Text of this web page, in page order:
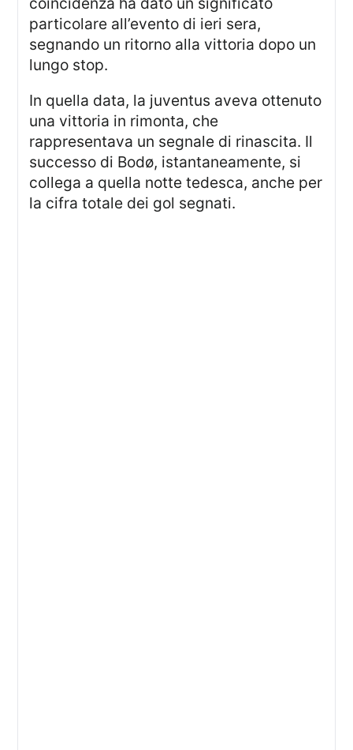
particolare all’evento di ieri sera,
segnando un ritorno alla vittoria dopo un
lungo stop.
In quella data, la juventus aveva ottenuto
una vittoria in rimonta, che
rappresentava un segnale di rinascita. Il
successo di Bodø, istantaneamente, si
collega a quella notte tedesca, anche per
la cifra totale dei gol segnati.